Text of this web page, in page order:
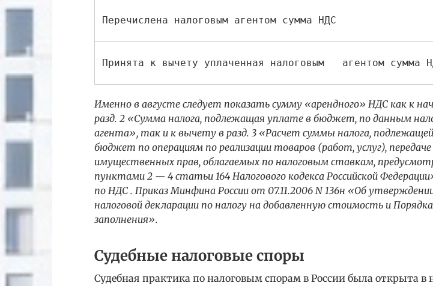
Перечислена налоговым агентом сумма НДС
Принята к вычету уплаченная налоговым   агентом сумма
Именно в августе следует показать сумму «арендного» НДС как к
разд. 2 «Сумма налога, подлежащая уплате в бюджет, по данным
агента», так и к вычету в разд. 3 «Расчет суммы налога,
бюджет по операциям по реализации товаров (работ, услуг), передаче
имущественных прав, облагаемых по налоговым ставкам,
пунктами 2 — 4 статьи 164 Налогового кодекса Российской
по НДС . Приказ Минфина России от 07.11.2006 N 136н «Об
налоговой декларации по налогу на добавленную стоимость и
заполнения».
Судебные налоговые споры
Судебная практика по налоговым спорам в России была открыта в